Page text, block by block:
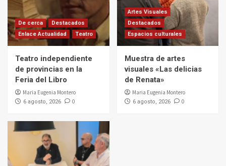
De cerca
Destacados
Enlace Actualidad
Teatro
Teatro independiente
de provincias en la
Feria del Libro
Maria Eugenia Montero
6 agosto, 2026 0
Artes Visuales
Destacados
Espacios culturales
Muestra de artes
visuales «Las delicias
de Renata»
Maria Eugenia Montero
6 agosto, 2026 0